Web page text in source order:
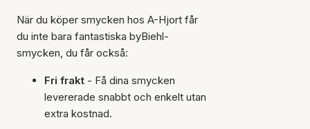
När du köper smycken hos A-Hjort får
du inte bara fantastiska byBiehl-
smycken, du får också:
Fri frakt - Få dina smycken
levererade snabbt och enkelt utan
extra kostnad.